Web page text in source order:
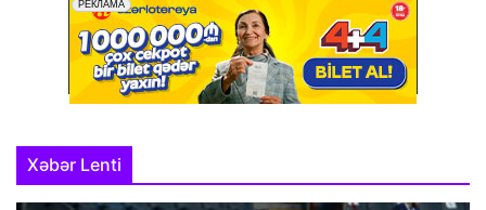
Xəbər Lenti